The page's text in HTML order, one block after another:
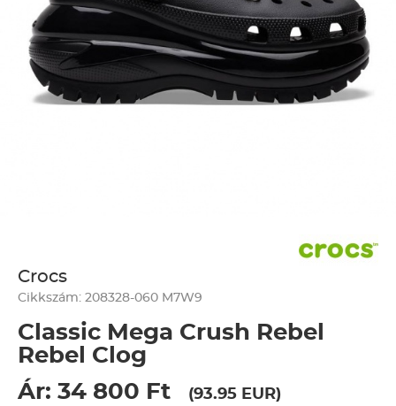
Crocs
Cikkszám: 208328-060 M7W9
Classic Mega Crush Rebel
Rebel Clog
Ár: 34 800 Ft
(93.95 EUR)